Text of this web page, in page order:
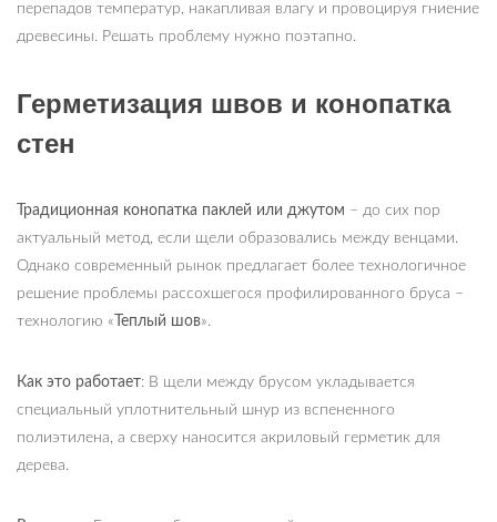
перепадов температур, накапливая влагу и провоцируя гниение
древесины. Решать проблему нужно поэтапно.
Герметизация швов и конопатка
стен
Традиционная конопатка паклей или джутом – до сих пор
актуальный метод, если щели образовались между венцами.
Однако современный рынок предлагает более технологичное
решение проблемы рассохшегося профилированного бруса –
технологию « Теплый шов».
Как это работает: В щели между брусом укладывается
специальный уплотнительный шнур из вспененного
полиэтилена, а сверху наносится акриловый герметик для
дерева.